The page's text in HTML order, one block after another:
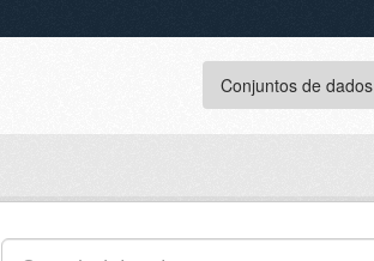
Conjuntos de dados